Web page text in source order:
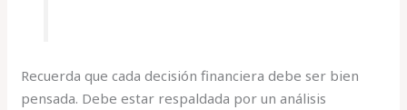
Recuerda que cada decisión financiera debe ser bien
pensada. Debe estar respaldada por un análisis